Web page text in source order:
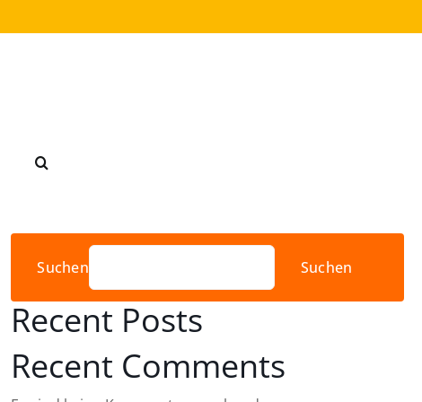
Suchen Suchen
Recent Posts
Recent Comments